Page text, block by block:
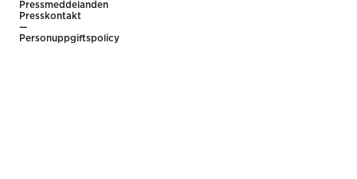
Pressmeddelanden
Presskontakt
—
Personuppgiftspolicy